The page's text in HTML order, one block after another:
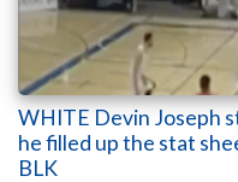
WHITE Devin Joseph
he filled up the stat
BLK